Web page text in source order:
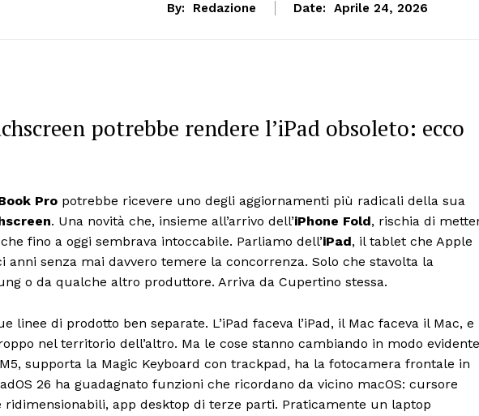
By: Redazione Date: Aprile 24, 2026
potrebbe rendere l’iPad obsoleto: ecco
Pro potrebbe ricevere uno degli aggiornamenti più radicali della sua
. Una novità che, insieme all’arrivo dell’iPhone Fold, rischia di
fino a oggi sembrava intoccabile. Parliamo dell’iPad, il tablet che Apple
senza mai davvero temere la concorrenza. Solo che stavolta la
o da qualche altro produttore. Arriva da Cupertino stessa.
linee di prodotto ben separate. L’iPad faceva l’iPad, il Mac faceva il Mac, e
nel territorio dell’altro. Ma le cose stanno cambiando in modo
supporta la Magic Keyboard con trackpad, ha la fotocamera frontale in
26 ha guadagnato funzioni che ricordano da vicino macOS: cursore
app desktop di terze parti. Praticamente un laptop